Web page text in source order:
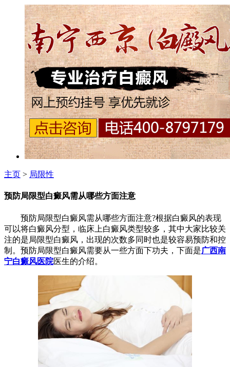
主页 > 局限性
预防局限型白癜风需从哪些方面注意
预防局限型白癜风需从哪些方面注意?根据白癜风的表现
可以将白癜风分型，临床上白癜风类型较多，其中大家比较关
注的是局限型白癜风，出现的次数多同时也是较容易预防和控
制。预防局限型白癜风需要从一些方面下功夫，下面是广西南
宁白癜风医院医生的介绍。